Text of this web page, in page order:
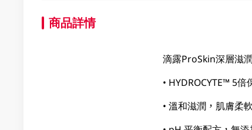
商品詳情
滴露ProSkin深層滋
• HYDROCYTE™ 5
• 溫和滋潤，肌膚柔